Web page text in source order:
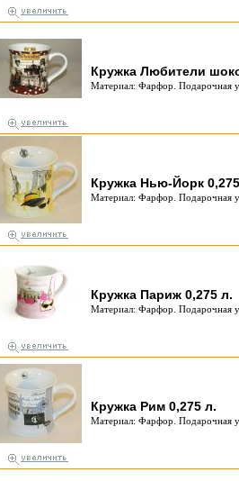
Кружка Любители
Материал: Фарфор. Подарочная
Кружка Нью-Йорк
Материал: Фарфор. Подарочная
Кружка Париж 0,275 л.
Материал: Фарфор. Подарочная
Кружка Рим 0,275 л.
Материал: Фарфор. Подарочная